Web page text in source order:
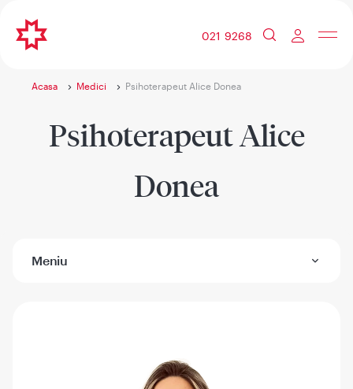
021 9268
Acasa Medici Psihoterapeut Alice Donea
Psihoterapeut Alice
Donea
Meniu